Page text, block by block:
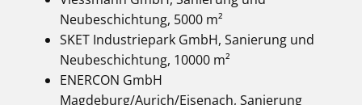
Neubeschichtung, 5000 m²
SKET Industriepark GmbH, Sanierung und
Neubeschichtung, 10000 m²
ENERCON GmbH
Magdeburg/Aurich/Eisenach, Sanierung